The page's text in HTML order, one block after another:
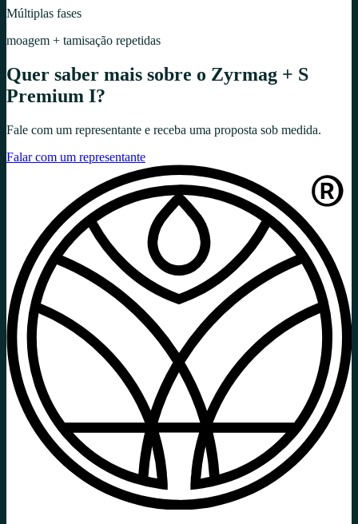
Múltiplas fases
moagem + tamisação repetidas
Quer saber mais sobre o Zyrmag + S
Premium I?
Fale com um representante e receba uma proposta sob medida.
Falar com um representante